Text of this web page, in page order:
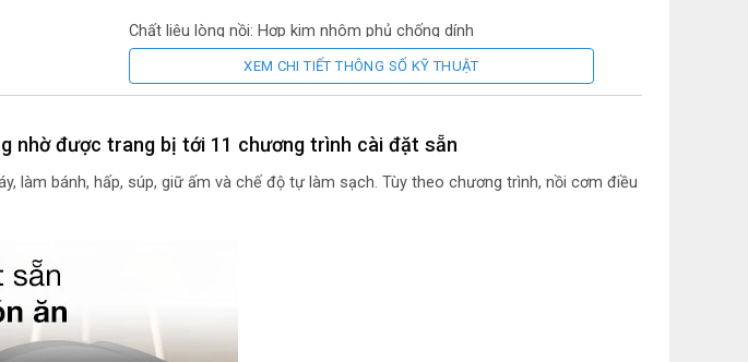
Chất liệu lòng nồi: Hợp kim nhôm phủ chống dính
Độ dày lòng nồi: 2.215 mm
Công nghệ nấu: Điện từ IH
XEM CHI TIẾT THÔNG SỐ KỸ THUẬT
nhờ được trang bị tới 11 chương trình cài đặt sẵn
làm bánh, hấp, súp, giữ ấm và chế độ tự làm sạch. Tùy theo chương trình, nồi cơm điều